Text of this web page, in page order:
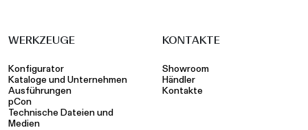
WERKZEUGE
Konfigurator
Kataloge und Unternehmen
Ausführungen
pCon
Technische Dateien und
Medien
KONTAKTE
Showroom
Händler
Kontakte